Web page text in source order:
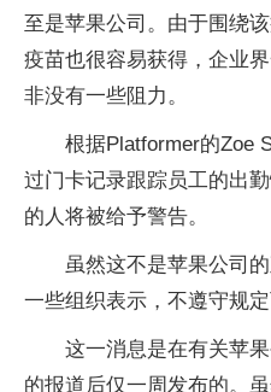
至是苹果公司。由于围绕
疫苗也很容易获得，企业
非没有一些阻力。
根据Platformer的Zoe
过门卡记录跟踪员工的出
的人将被给予警告。
虽然这不是苹果公司
一些组织表示，不遵守规
这一消息是在有关苹
的报道后仅一周发布的。